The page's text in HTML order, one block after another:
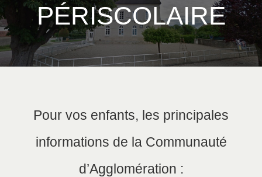
PÉRISCOLAIRE
Pour vos enfants, les principales
informations de la Communauté
d’Agglomération :